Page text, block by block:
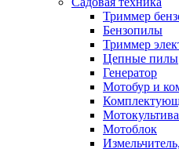
Триммер
Бензопилы
Триммер
Цепные пилы
Генератор
Мотобур и
Мотоблок